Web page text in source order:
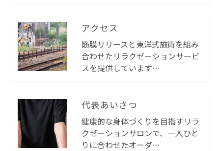
アクセス
筋膜リリースと東洋式施術を組み
合わせたリラクゼーションサービ
スを提供しています…
代表あいさつ
健康的な身体づくりを目指すリラ
クゼーションサロンで、一人ひと
りに合わせたオーダ…